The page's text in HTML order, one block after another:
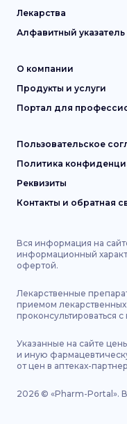
Лекарства
Алфавитный указатель
О компании
Продукты и услуги
Портал для
Пользовательское
Политика
Реквизиты
Контакты и обратная
Вся информация на
информационный
офертой.
Лекарственные
приемом
проконсультироваться с
Указанные на сайте
и иную
от цен в аптеках-
2026 © «Pharm-Portal».